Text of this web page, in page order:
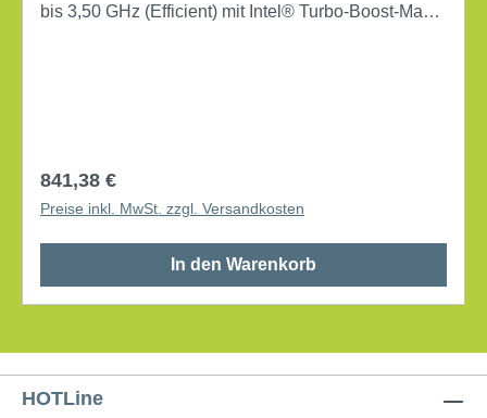
bis 3,50 GHz (Efficient) mit Intel® Turbo-Boost-Max-
Regulärer Preis:
841,38 €
Preise inkl. MwSt. zzgl. Versandkosten
In den Warenkorb
HOTLine